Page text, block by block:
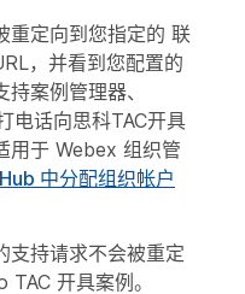
重定向到您指定的 联
，并看到您配置的
案例管理器、
电话向思科TAC开具
用于 Webex 组织管
中分配组织帐户
支持请求不会被重定
开具案例。